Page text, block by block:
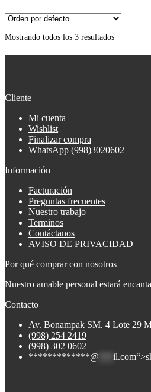
Mostrando todos los 3 resultados
Cliente
Mi cuenta
Wishlist
Finalizar compra
WhatsApp (998)3020602
Información
Facturación
Preguntas frecuentes
Nuestro trabajo
Terminos
Contáctanos
AVISO DE PRIVACIDAD
Por qué comprar con nosotros
Nuestro amable personal estará
Contacto
Av. Bonampak SM. 4 Lote 29
(998) 254 2419
(998) 302 0602
*************@
il.com“>